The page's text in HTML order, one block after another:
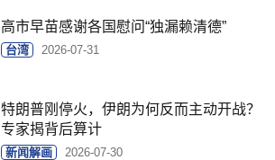
高市早苗感谢各国慰问“独漏赖清德”
台湾 2026-07-31
特朗普刚停火，伊朗为何反而主动开战？
专家揭背后算计
新闻解画 2026-07-30